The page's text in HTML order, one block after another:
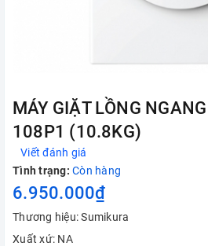
MÁY GIẶT LỒNG
108P1 (10.8KG)
Viết đánh giá
Tình trạng: Còn hàng
6.950.000₫
Thương hiệu: Sumikura
Xuất xứ: NA